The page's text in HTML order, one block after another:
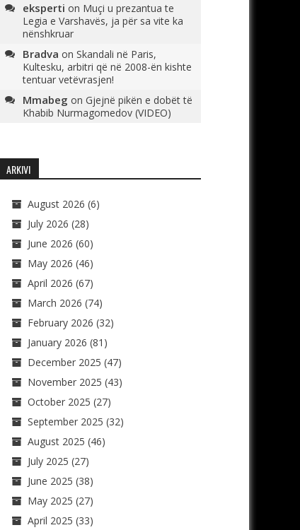
eksperti on Muçi u prezantua te
Legia e Varshavës, ja për sa vite ka
nënshkruar
Bradva on Skandali në Paris,
Kultesku, arbitri që në 2008-ën kishte
tentuar vetëvrasjen!
Mmabeg on Gjejnë pikën e dobët të
Khabib Nurmagomedov (VIDEO)
ARKIVI
August 2026 (6)
July 2026 (28)
June 2026 (60)
May 2026 (46)
April 2026 (67)
March 2026 (74)
February 2026 (32)
January 2026 (81)
December 2025 (47)
November 2025 (43)
October 2025 (27)
September 2025 (32)
August 2025 (46)
July 2025 (27)
June 2025 (38)
May 2025 (27)
April 2025 (33)